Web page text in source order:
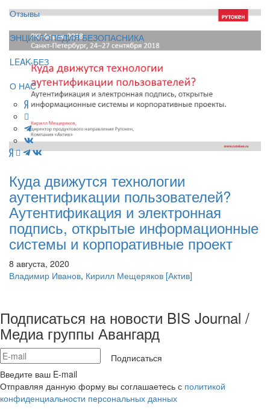
Отзывы
ЭНЦИКЛОПЕДИЯ БЕЗОПАСНИКА
LEAK-БЕЗ
О НАС
Куда движутся технологии
аутентификации пользователей?
Аутентификация и электронная
подпись, открытые информационные
системы и корпоративные проект
8 августа, 2020
Владимир Иванов, Кирилл Мещеряков [Актив]
Подписаться на новости BIS Journal /
Медиа группы Авангард
Подписаться
Введите ваш E-mail
Отправляя данную форму вы соглашаетесь с политикой
конфиденциальности персональных данных